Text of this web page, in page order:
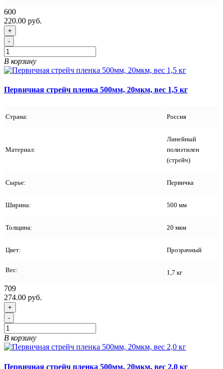
600
220.00 руб.
+
-
В корзину
Первичная стрейч пленка 500мм, 20мкм, вес 1,5 кг
Страна: Россия
Материал:
Линейный
полиэтилен
(стрейч)
Сырье: Первичка
Ширина: 500 мм
Толщина: 20 мкм
Цвет: Прозрачный
Вес: 1,7 кг
709
274.00 руб.
+
-
В корзину
Первичная стрейч пленка 500мм, 20мкм, вес 2,0 кг